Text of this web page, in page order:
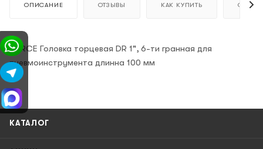
ОПИСАНИЕ ОТЗЫВЫ КАК КУПИТЬ ОПЛАТА
FORCE Головка торцевая DR 1", 6-ти гранная для
пневмоинструмента длинна 100 мм
КАТАЛОГ